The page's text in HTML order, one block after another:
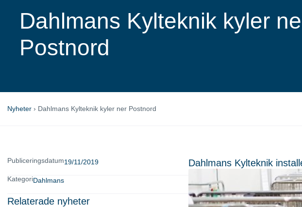
Dahlmans Kylteknik kyler
Postnord
Nyheter › Dahlmans Kylteknik kyler ner Postnord
Publiceringsdatum19/11/2019
KategoriDahlmans
Relaterade nyheter
Dahlmans Kylteknik